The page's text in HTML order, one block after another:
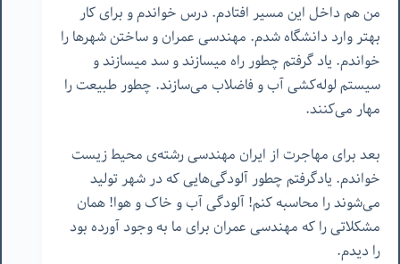
من هم داخل این مسیر افتادم. درس خواندم و برای کار
بهتر وارد دانشگاه شدم. مهندسی عمران و ساختن شهرها را
خواندم. یاد گرفتم چطور راه میسازند و سد میسازند و
سیستم لوله‌کشی آب و فاضلاب می‌سازند. چطور طبیعت را
مهار می‌کنند.
بعد برای مهاجرت از ایران مهندسی رشته‌ی محیط زیست
خواندم. یادگرفتم چطور آلودگی‌هایی که در شهر تولید
می‌شوند را محاسبه کنم! آلودگی آب و خاک و هوا! همان
مشکلاتی را که مهندسی عمران برای ما به وجود آورده بود
را دیدم.